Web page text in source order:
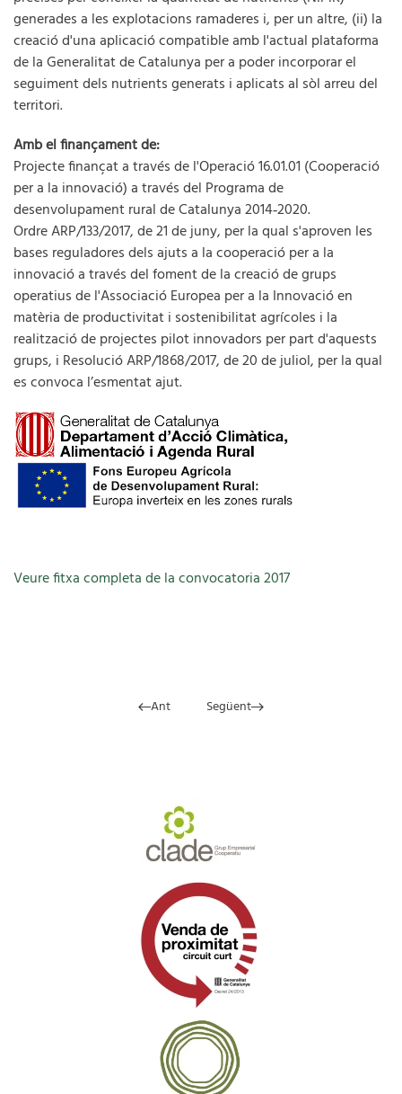
generades a les explotacions ramaderes i, per un altre, (ii) la
creació d'una aplicació compatible amb l'actual plataforma
de la Generalitat de Catalunya per a poder incorporar el
seguiment dels nutrients generats i aplicats al sòl arreu del
territori.
Amb el finançament de:
Projecte finançat a través de l'Operació 16.01.01 (Cooperació
per a la innovació) a través del Programa de
desenvolupament rural de Catalunya 2014‐2020.
Ordre ARP/133/2017, de 21 de juny, per la qual s'aproven les
bases reguladores dels ajuts a la cooperació per a la
innovació a través del foment de la creació de grups
operatius de l'Associació Europea per a la Innovació en
matèria de productivitat i sostenibilitat agrícoles i la
realització de projectes pilot innovadors per part d'aquests
grups, i Resolució ARP/1868/2017, de 20 de juliol, per la qual
es convoca l’esmentat ajut.
Veure fitxa completa de la convocatoria 2017
Ant Següent